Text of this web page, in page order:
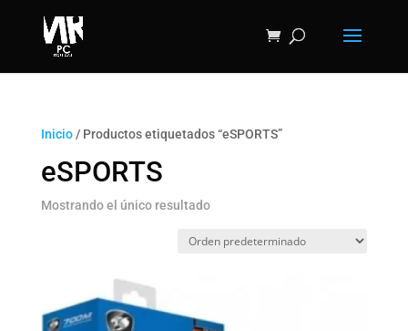
Inicio/ Productos etiquetados “eSPORTS”
eSPORTS
Mostrando el único resultado